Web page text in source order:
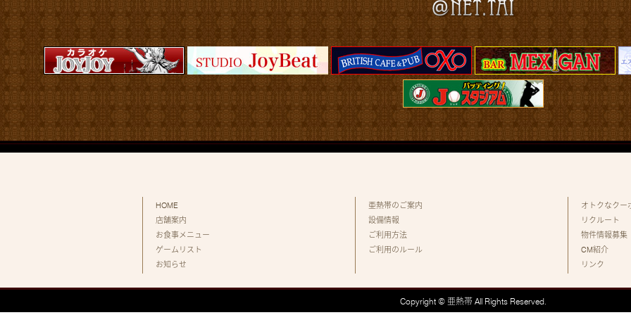
HOME
店舗案内
お食事メニュー
ゲームリスト
お知らせ
亜熱帯のご案内
設備情報
ご利用方法
ご利用のルール
オトクなクー
リクルート
物件情報募集
CM紹介
リンク
Copyright © 亜熱帯 All Rights Reserved.